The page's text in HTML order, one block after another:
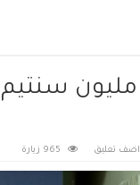
قرض يصل إلى 300
اضف تعليق 965 زيارة